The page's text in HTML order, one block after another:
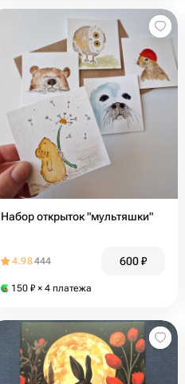
Набор открыток "мультяшки"
4.98444 600₽
150 ₽ × 4 платежа